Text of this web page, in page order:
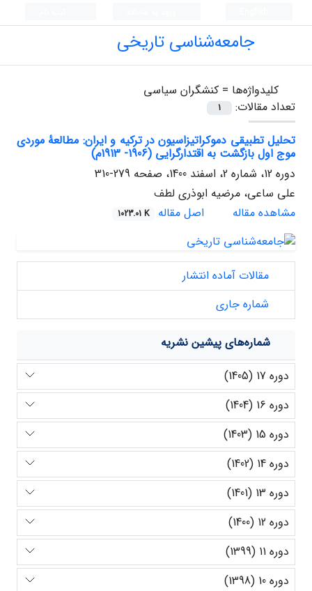
جامعه‌شناسی تاریخی
کلیدواژه‌ها = کنشگران سیاسی
تعداد مقالات:
1
تحلیل تطبیقی دموکراتیزاسیون در ترکیه و ایران: مطالعۀ موردی
موج اول بازگشت به اقتدارگرایی (1906- 1913م)
دوره 12، شماره 2، اسفند 1400، صفحه
279-310
علی ساعی، مرضیه ابوذری لطف
مشاهده مقاله
اصل مقاله 1023.01 K
مقالات آماده انتشار
شماره جاری
شماره‌های پیشین نشریه
دوره 17 (1405)
دوره 16 (1404)
دوره 15 (1403)
دوره 14 (1402)
دوره 13 (1401)
دوره 12 (1400)
دوره 11 (1399)
دوره 10 (1398)